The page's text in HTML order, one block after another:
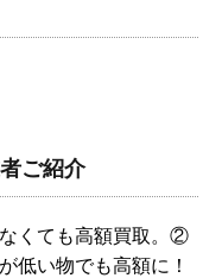
ご紹介
くても高額買取。②
低い物でも高額に！